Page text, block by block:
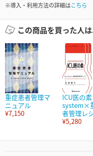
※導入・利用方法の詳細はこちら
この商品を買った人
重症患者管理マ
ニュアル
¥7,150
ICU医の
system×
者管理レ
¥5,280